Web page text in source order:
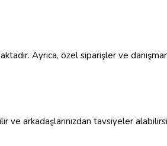
Ayrıca, özel siparişler ve
arkadaşlarınızdan tavsiyeler